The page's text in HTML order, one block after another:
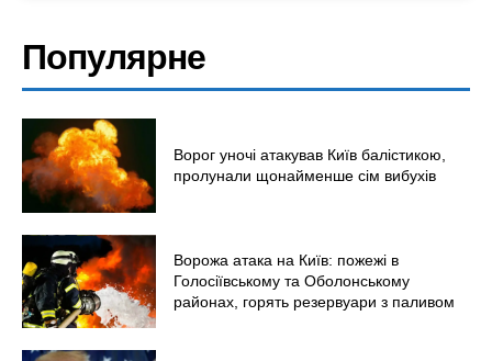
Популярне
Ворог уночі атакував Київ балістикою,
пролунали щонайменше сім вибухів
Ворожа атака на Київ: пожежі в
Голосіївському та Оболонському
районах, горять резервуари з паливом